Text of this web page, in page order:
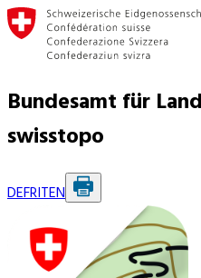
Bundesamt für
swisstopo
DEFRITEN